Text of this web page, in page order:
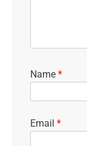
Name *
Email *